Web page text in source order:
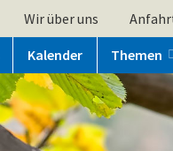
Wir über uns
Kalender Themen